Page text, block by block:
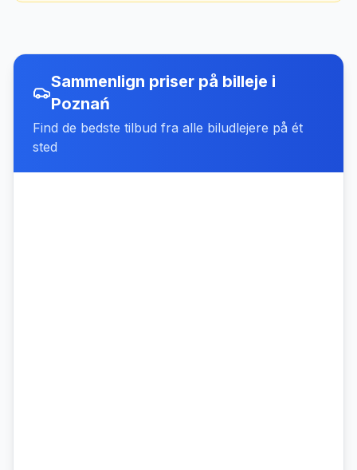
Sammenlign priser på billeje i
Poznań
Find de bedste tilbud fra alle biludlejere på ét
sted